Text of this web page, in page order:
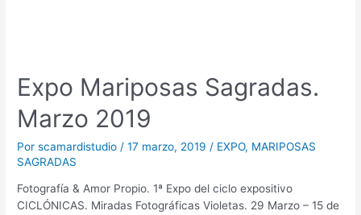
Expo Mariposas Sagradas.
Marzo 2019
Porscamardistudio /17 marzo, 2019 / EXPO, MARIPOSAS
SAGRADAS
Fotografía & Amor Propio. 1ª Expo del ciclo expositivo
CICLÓNICAS. Miradas Fotográficas Violetas. 29 Marzo – 15 de